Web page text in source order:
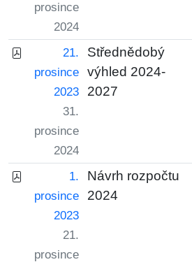
prosince
2024
21.
prosince
2023
31.
prosince
2024
Střednědobý
výhled 2024-
2027
1.
prosince
2023
21.
prosince
Návrh rozpočtu
2024